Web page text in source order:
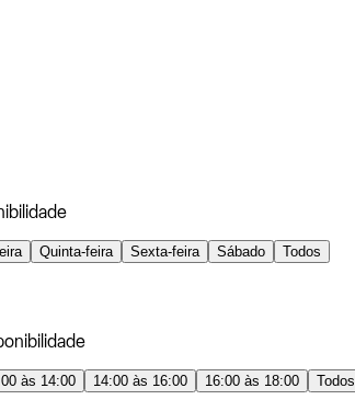
Quinta-feira Sexta-feira Sábado Todos
às 14:00 14:00 às 16:00 16:00 às 18:00 Todos